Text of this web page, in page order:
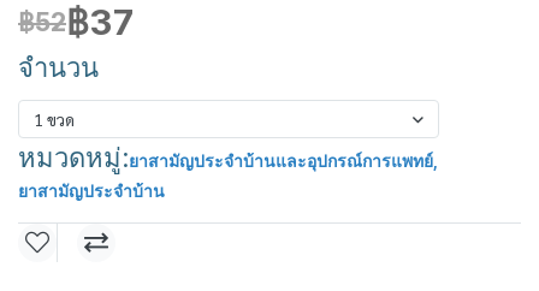
฿52฿37
จำนวน
1 ขวด
หมวดหมู่:ยาสามัญประจำบ้านและอุปกรณ์การแพทย์
ยาสามัญประจำบ้าน